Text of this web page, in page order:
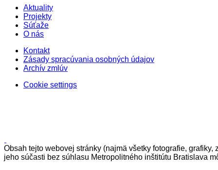
Aktuality
Projekty
Súťaže
O nás
Kontakt
Zásady spracúvania osobných údajov
Archív zmlúv
Cookie settings
Obsah tejto webovej stránky (najmä všetky fotografie,
jeho súčasti bez súhlasu Metropolitného inštitútu Bratislava